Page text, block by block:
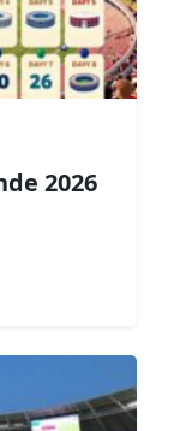
2026